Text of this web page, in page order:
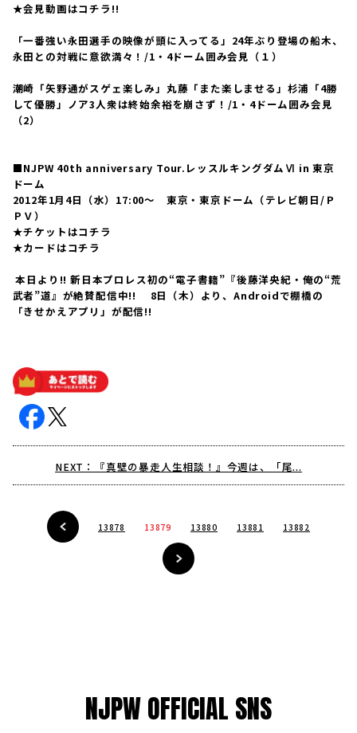
★会見動画はコチラ!!
「一番強い永田選手の映像が頭に入ってる」24年ぶり登場の船木、
永田との対戦に意欲満々！/1・4ドーム囲み会見（１）
潮崎「矢野通がスゲェ楽しみ」丸藤「また楽しませる」杉浦「4勝
して優勝」ノア3人衆は終始余裕を崩さず！/1・4ドーム囲み会見
（2）
■NJPW 40th anniversary Tour.レッスルキングダムⅥ in 東京
ドーム
2012年1月4日（水）17:00〜 東京・東京ドーム（テレビ朝日/Ｐ
ＰＶ）
★チケットはコチラ
★カードはコチラ
本日より!! 新日本プロレス初の“電子書籍”『後藤洋央紀・俺の“荒
武者”道』が絶賛配信中!! 8日（木）より、Androidで棚橋の
「きせかえアプリ」が配信!!
NEXT：『真壁の暴走人生相談！』今週は、「尾...
13878 13879 13880 13881 13882
NJPW OFFICIAL SNS